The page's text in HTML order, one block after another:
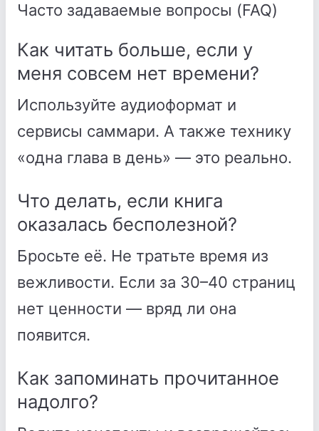
Часто задаваемые вопросы (FAQ)
Как читать больше, если у
меня совсем нет времени?
Используйте аудиоформат и
сервисы саммари. А также технику
«одна глава в день» — это реально.
Что делать, если книга
оказалась бесполезной?
Бросьте её. Не тратьте время из
вежливости. Если за 30–40 страниц
нет ценности — вряд ли она
появится.
Как запоминать прочитанное
надолго?